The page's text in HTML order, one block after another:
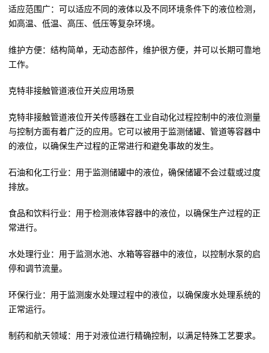
适应范围广：可以适应不同的液体以及不同环境条件下的液位检测，
如高温、低温、高压、低压等复杂环境。
维护方便：结构简单，无动态部件，维护很方便，并可以长期可靠地
工作。
克特非接触管道液位开关应用场景
克特非接触管道液位开关传感器在工业自动化过程控制中的液位测量
与控制方面有着广泛的应用。它可以被用于监测储罐、管道等容器中
的液位，以确保生产过程的正常进行和避免事故的发生。
石油和化工行业：用于监测储罐中的液位，确保储罐不会过载或过度
排放。
食品和饮料行业：用于检测液体容器中的液位，以确保生产过程的正
常进行。
水处理行业：用于监测水池、水箱等容器中的液位，以控制水泵的启
停和调节流量。
环保行业：用于监测废水处理过程中的液位，以确保废水处理系统的
正常运行。
制药和航天领域：用于对液位进行精确控制，以满足特殊工艺要求。